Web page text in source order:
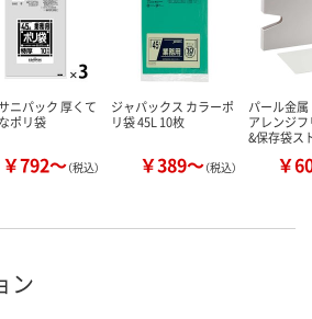
ニパック 厚くて
ポリ袋
￥792～（税込）
ジャパックス カラーポ
リ袋 45L 10枚
￥389～（税込）
パール金
アレンジ
&保存袋ス
￥
ン